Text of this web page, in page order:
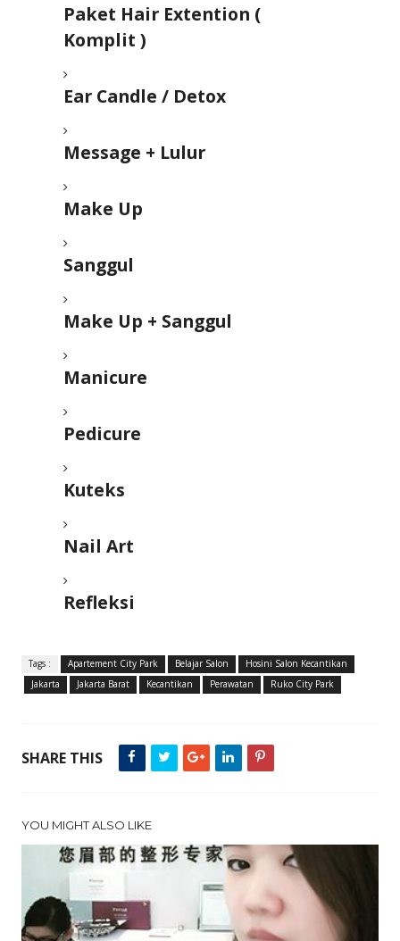
Paket Hair Extention (
Komplit )
Ear Candle / Detox
Message + Lulur
Make Up
Sanggul
Make Up + Sanggul
Manicure
Pedicure
Kuteks
Nail Art
Refleksi
Tags : Apartement City Park Belajar Salon
Hosini Salon Kecantikan
Jakarta
Jakarta Barat Kecantikan Perawatan Ruko City Park
SHARE THIS
YOU MIGHT ALSO LIKE